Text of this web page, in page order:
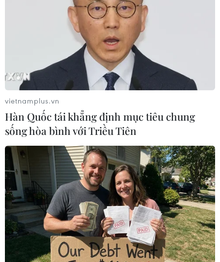
#Công ty Điện lực Kon Tum
Kon Tum
Theo dõi VietnamPlus
TIN LIÊN QUAN
vietnamplus.vn
Hàn Quốc tái khẳng định mục tiêu chung
sống hòa bình với Triều Tiên